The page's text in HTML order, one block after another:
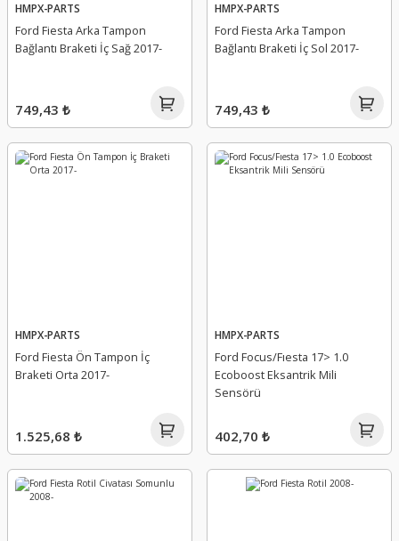
HMPX-PARTS
Ford Fiesta Arka Tampon
Bağlantı Braketi İç Sağ 2017-
749,43 ₺
HMPX-PARTS
Ford Fiesta Arka Tampon
Bağlantı Braketi İç Sol 2017-
749,43 ₺
HMPX-PARTS
Ford Fiesta Ön Tampon İç
Braketi Orta 2017-
1.525,68 ₺
HMPX-PARTS
Ford Focus/Fıesta 17> 1.0
Ecoboost Eksantrik Mili
Sensörü
402,70 ₺